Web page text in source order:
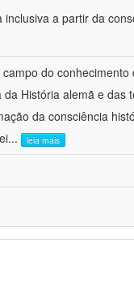
a partir da
do conhecimento
História alemã e das
da consciência
... leia mais